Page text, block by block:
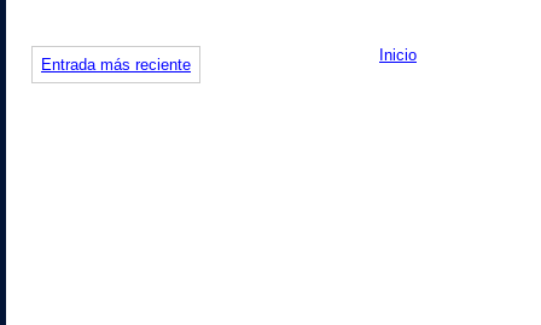
Entrada más reciente
Inicio